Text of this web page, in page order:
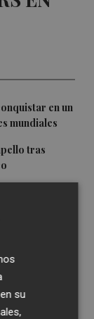
en un
mundiales
tras
en Sant Joan
su